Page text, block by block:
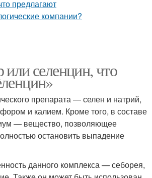
или селенцин, что
препарата — селен и натрий,
и калием. Кроме того, в составе
— вещество, позволяющее
остановить выпадение
данного комплекса — себорея,